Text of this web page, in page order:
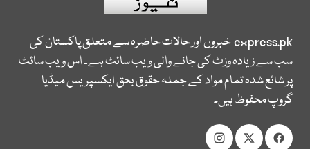
express.pkخبروں اور حالات حاضرہ سے متعلق پاکستان کی
سب سے زیادہ وزٹ کی جانے والی ویب سائٹ ہے۔ اس ویب سائٹ
پر شائع شدہ تمام مواد کے جملہ حقوق بحق ایکسپریس میڈیا
گروپ محفوظ ہیں۔